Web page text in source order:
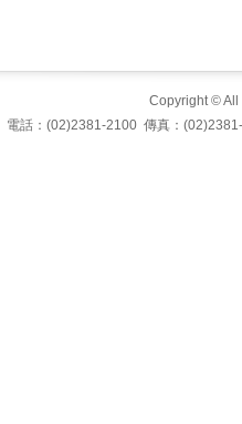
Copyright © All
電話：(02)2381-2100 傳真：